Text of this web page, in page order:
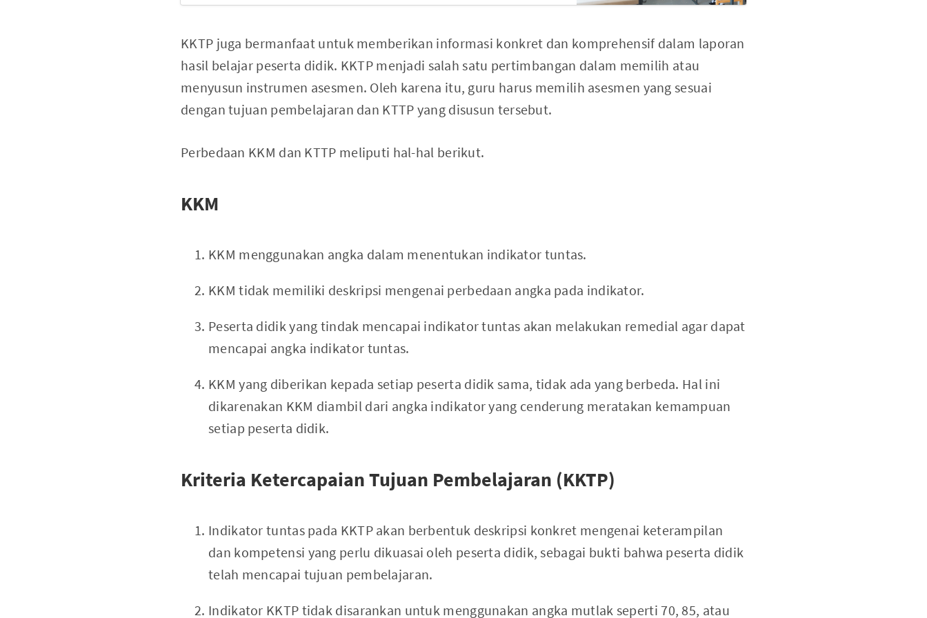
KKTP juga bermanfaat untuk memberikan informasi konkret dan komprehensif dalam laporan
hasil belajar peserta didik. KKTP menjadi salah satu pertimbangan dalam memilih atau
menyusun instrumen asesmen. Oleh karena itu, guru harus memilih asesmen yang sesuai
dengan tujuan pembelajaran dan KTTP yang disusun tersebut.
Perbedaan KKM dan KTTP meliputi hal-hal berikut.
KKM
KKM menggunakan angka dalam menentukan indikator tuntas.
KKM tidak memiliki deskripsi mengenai perbedaan angka pada indikator.
Peserta didik yang tindak mencapai indikator tuntas akan melakukan remedial agar dapat
mencapai angka indikator tuntas.
KKM yang diberikan kepada setiap peserta didik sama, tidak ada yang berbeda. Hal ini
dikarenakan KKM diambil dari angka indikator yang cenderung meratakan kemampuan
setiap peserta didik.
Kriteria Ketercapaian Tujuan Pembelajaran (KKTP)
Indikator tuntas pada KKTP akan berbentuk deskripsi konkret mengenai keterampilan
dan kompetensi yang perlu dikuasai oleh peserta didik, sebagai bukti bahwa peserta didik
telah mencapai tujuan pembelajaran.
Indikator KKTP tidak disarankan untuk menggunakan angka mutlak seperti 70, 85, atau